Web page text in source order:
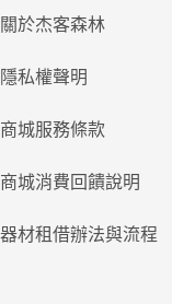
關於杰客森林
隱私權聲明
商城服務條款
商城消費回饋說明
器材租借辦法與流程